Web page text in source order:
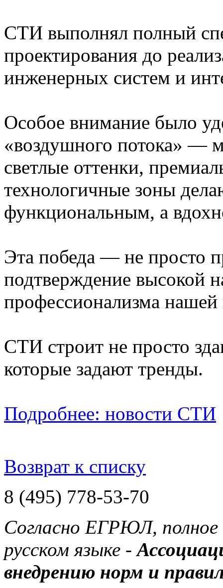
СТИ выполнял полный
проектирования до
инженерных систем и
Особое внимание было
«воздушного потока» —
светлые оттенки,
технологичные зоны
функциональным, а
Эта победа — не просто
подтверждение высокой
профессионализма
СТИ строит не просто
которые задают тренды.
Подробнее: новости СТИ
Возврат к списку
8 (495) 778-53-70
Согласно ЕГРЮЛ, полное
русском языке -
внедрению норм и правил